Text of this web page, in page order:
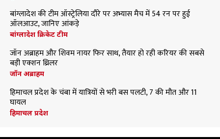
बांग्लादेश की टीम ऑस्ट्रेलिया दौरे पर अभ्यास मैच में 54 रन पर हुई
ऑलआउट, जानिए आंकड़े
बांग्लादेश क्रिकेट टीम
जॉन अब्राहम और शिवम नायर फिर साथ, तैयार हो रही करियर की सबसे
बड़ी एक्शन थ्रिलर
जॉन अब्राहम
हिमाचल प्रदेश के चंबा में यात्रियों से भरी बस पलटी, 7 की मौत और 11
घायल
हिमाचल प्रदेश